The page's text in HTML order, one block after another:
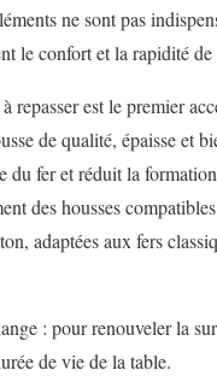
ne sont pas
le confort et la rapidité de
repasser est le premier
de qualité, épaisse et
du fer et réduit la
des housses
adaptées aux fers
: pour renouveler la
de vie de la table.